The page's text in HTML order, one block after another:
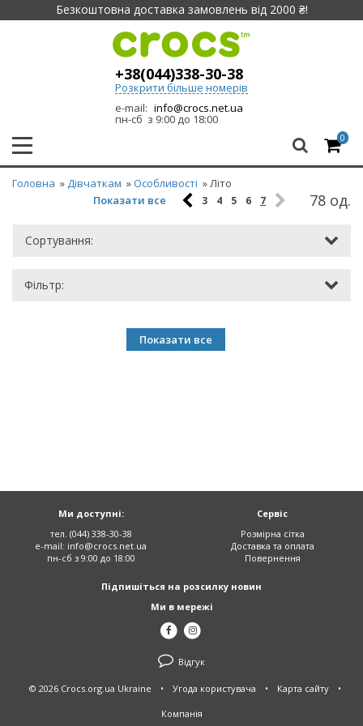
Безкоштовна доставка замовлень від 2000 ₴!
+38(044)338-30-38
Розкрити більше номерів
e-mail: info@crocs.net.ua
пн-сб з 9:00 до 18:00
0
Головна » Дівчаткам »Особливості » Літо
78 од.
3 4 5 6 7
Показати все
Сортування:
Фільтр:
Показати все
Сервіс
Розмірна сітка
Доставка та оплата
Повернення
Ми доступні:
тел. (044) 338-30-38
e-mail: info@crocs.net.ua
пн-сб з 9:00 до 18:00
Підпишіться на розсилку новин
Ми в мережі
Відгук
© 2026 Crocs.org.ua Ukraine • Угода користувача • Карта сайту •
Компанія